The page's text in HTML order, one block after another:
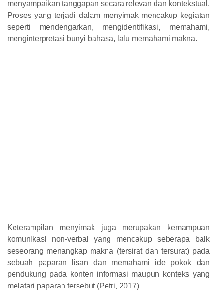
menyampaikan tanggapan secara relevan dan kontekstual.
Proses yang terjadi dalam menyimak mencakup kegiatan
seperti mendengarkan, mengidentifikasi, memahami,
menginterpretasi bunyi bahasa, lalu memahami makna.
Keterampilan menyimak juga merupakan kemampuan
komunikasi non-verbal yang mencakup seberapa baik
seseorang menangkap makna (tersirat dan tersurat) pada
sebuah paparan lisan dan memahami ide pokok dan
pendukung pada konten informasi maupun konteks yang
melatari paparan tersebut (Petri, 2017).